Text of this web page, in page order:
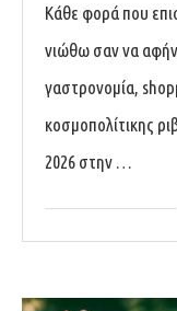
Κάθε φορά που
νιώθω σαν να
γαστρονομία,
κοσμοπολίτικης
2026 στην …